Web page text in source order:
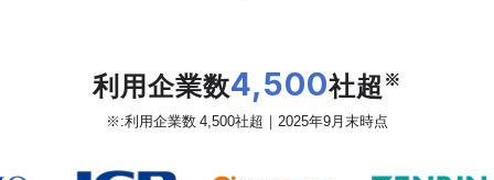
利用企業数4,500社超 ※
※:利用企業数 4,500社超｜2025年9月末時点